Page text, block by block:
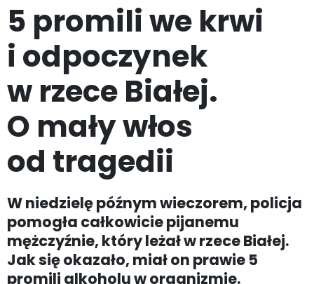
5 promili we krwi
i odpoczynek
w rzece Białej.
O mały włos
od tragedii
W niedzielę późnym wieczorem, policja
pomogła całkowicie pijanemu
mężczyźnie, który leżał w rzece Białej.
Jak się okazało, miał on prawie 5
promili alkoholu w organizmie.